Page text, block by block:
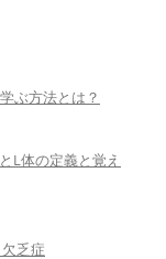
ぶ方法とは？
L体の定義と覚え
乏症